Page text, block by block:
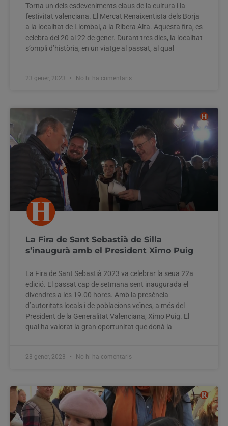
Torna un dels esdeveniments claus de la cultura i la
festivitat valenciana. El Mercat Renaixentista dels Borja
a la localitat de Llombai, a la Ribera Alta. Aquesta fira, es
celebra del 20 al 22 de gener. Durant tres dies, la localitat
s’ompli d’història, en un viatge al passat, al qual
23 gener, 2023 No hi ha comentaris
La Fira de Sant Sebastià de Silla
s’inaugurà amb el President Ximo Puig
La Fira de Sant Sebastià 2023 va celebrar la seua 22a
edició. El passat cap de setmana sent inaugurada el
divendres a les 19.00 hores. Amb la presència
d’autoritats locals i de poblacions veïnes, a més del
President de la Generalitat Valenciana, Ximo Puig. El
qual ha valorat la gran oportunitat que donà la
23 gener, 2023 No hi ha comentaris